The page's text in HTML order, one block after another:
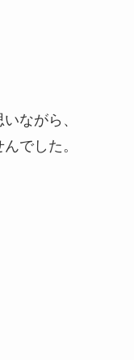
ながら、
でした。